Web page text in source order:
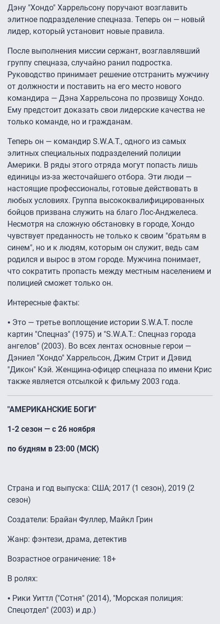
Дэну "Хондо" Харрельсону поручают возглавить
элитное подразделение спецназа. Теперь он — новый
лидер, который установит новые правила.
После выполнения миссии сержант, возглавлявший
группу спецназа, случайно ранил подростка.
Руководство принимает решение отстранить мужчину
от должности и поставить на его место нового
командира — Дэна Харрельсона по прозвищу Хондо.
Ему предстоит доказать свои лидерские качества не
только команде, но и гражданам.
Теперь он — командир S.W.A.T., одного из самых
элитных специальных подразделений полиции
Америки. В ряды этого отряда могут попасть лишь
единицы из-за жесточайшего отбора. Эти люди —
настоящие профессионалы, готовые действовать в
любых условиях. Группа высококвалифицированных
бойцов призвана служить на благо Лос-Анджелеса.
Несмотря на сложную обстановку в городе, Хондо
чувствует преданность не только к своим "братьям в
синем", но и к людям, которым он служит, ведь сам
родился и вырос в этом городе. Мужчина понимает,
что сократить пропасть между местным населением и
полицией сможет только он.
Интересные факты:
⦁ Это — третье воплощение истории S.W.A.T. после
картин "Спецназ" (1975) и "S.W.A.T.: Спецназ города
ангелов" (2003). Во всех лентах основные герои —
Дэниел "Хондо" Харрельсон, Джим Стрит и Дэвид
"Дикон" Кэй. Женщина-офицер спецназа по имени Крис
также является отсылкой к фильму 2003 года.
"АМЕРИКАНСКИЕ БОГИ"
1-2 сезон — с 26 ноября
по будням в 23:00 (МСК)
Страна и год выпуска: США; 2017 (1 сезон), 2019 (2
сезон)
Создатели: Брайан Фуллер, Майкл Грин
Жанр: фэнтези, драма, детектив
Возрастное ограничение: 18+
В ролях:
⦁ Рики Уиттл ("Сотня" (2014), "Морская полиция:
Спецотдел" (2003) и др.)